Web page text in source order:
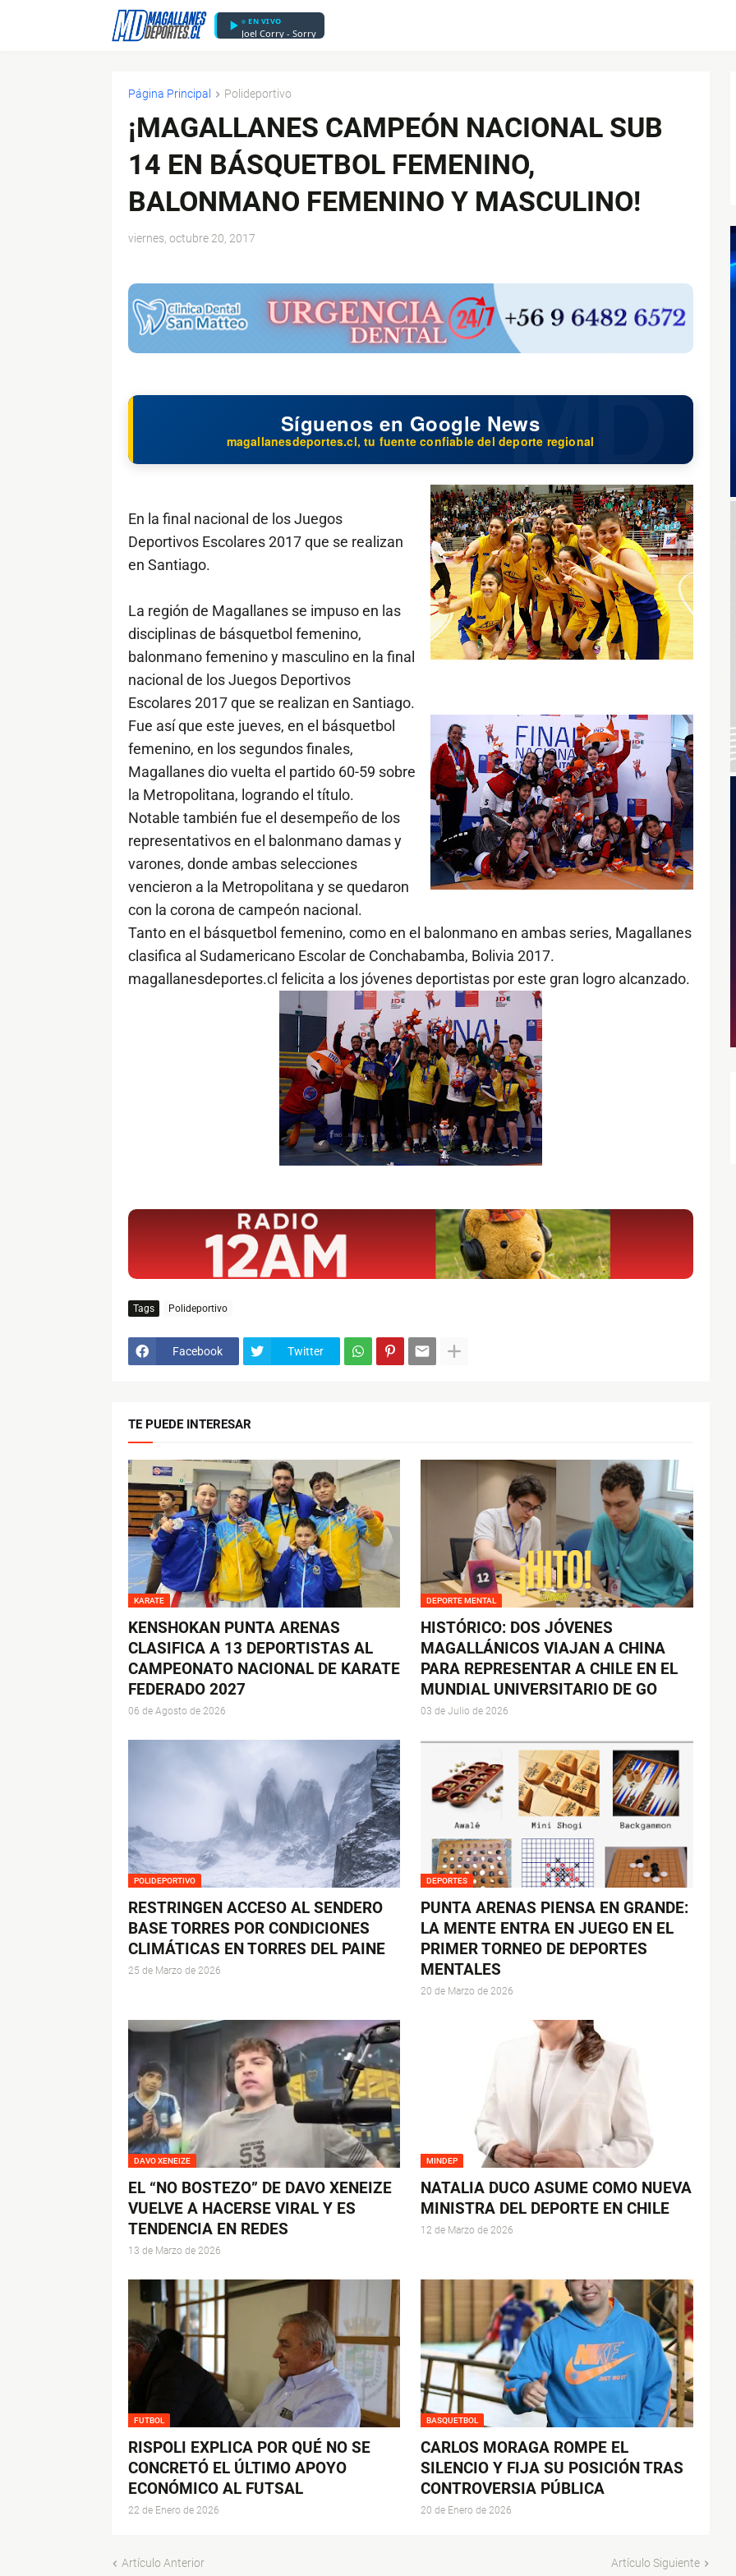
EN VIVO
Joel Corry - Sorry
Página Principal Polideportivo
¡MAGALLANES CAMPEÓN NACIONAL SUB
14 EN BÁSQUETBOL FEMENINO,
BALONMANO FEMENINO Y MASCULINO!
viernes, octubre 20, 2017
Síguenos en Google News
magallanesdeportes.cl, tu fuente confiable del deporte regional
En la final nacional de los Juegos
Deportivos Escolares 2017 que se realizan
en Santiago.
La región de Magallanes se impuso en las
disciplinas de básquetbol femenino,
balonmano femenino y masculino en la final
nacional de los Juegos Deportivos
Escolares 2017 que se realizan en Santiago.
Fue así que este jueves, en el básquetbol
femenino, en los segundos finales,
Magallanes dio vuelta el partido 60-59 sobre
la Metropolitana, logrando el título.
Notable también fue el desempeño de los
representativos en el balonmano damas y
varones, donde ambas selecciones
vencieron a la Metropolitana y se quedaron
con la corona de campeón nacional.
Tanto en el básquetbol femenino, como en el balonmano en ambas series, Magallanes
clasifica al Sudamericano Escolar de Conchabamba, Bolivia 2017.
magallanesdeportes.cl felicita a los jóvenes deportistas por este gran logro alcanzado.
Tags Polideportivo
Facebook Twitter
TE PUEDE INTERESAR
KARATE
KENSHOKAN PUNTA ARENAS
CLASIFICA A 13 DEPORTISTAS AL
CAMPEONATO NACIONAL DE KARATE
FEDERADO 2027
06 de Agosto de 2026
DEPORTE MENTAL
HISTÓRICO: DOS JÓVENES
MAGALLÁNICOS VIAJAN A CHINA
PARA REPRESENTAR A CHILE EN EL
MUNDIAL UNIVERSITARIO DE GO
03 de Julio de 2026
POLIDEPORTIVO
RESTRINGEN ACCESO AL SENDERO
BASE TORRES POR CONDICIONES
CLIMÁTICAS EN TORRES DEL PAINE
25 de Marzo de 2026
DEPORTES
PUNTA ARENAS PIENSA EN GRANDE:
LA MENTE ENTRA EN JUEGO EN EL
PRIMER TORNEO DE DEPORTES
MENTALES
20 de Marzo de 2026
DAVO XENEIZE
EL “NO BOSTEZO” DE DAVO XENEIZE
VUELVE A HACERSE VIRAL Y ES
TENDENCIA EN REDES
13 de Marzo de 2026
MINDEP
NATALIA DUCO ASUME COMO NUEVA
MINISTRA DEL DEPORTE EN CHILE
12 de Marzo de 2026
FUTBOL
RISPOLI EXPLICA POR QUÉ NO SE
CONCRETÓ EL ÚLTIMO APOYO
ECONÓMICO AL FUTSAL
22 de Enero de 2026
BASQUETBOL
CARLOS MORAGA ROMPE EL
SILENCIO Y FIJA SU POSICIÓN TRAS
CONTROVERSIA PÚBLICA
20 de Enero de 2026
Artículo Anterior Artículo Siguiente